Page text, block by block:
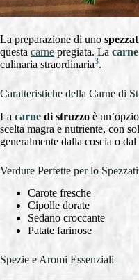
La preparazione di uno
questa carne pregiata. La carne
culinaria straordinaria3.
Caratteristiche della Carne di
La carne di struzzo è
scelta magra e nutriente, con
generalmente dalla coscia o dal
Verdure Perfette per lo
Carote fresche
Cipolle dorate
Sedano croccante
Patate farinose
Spezie e Aromi Essenziali